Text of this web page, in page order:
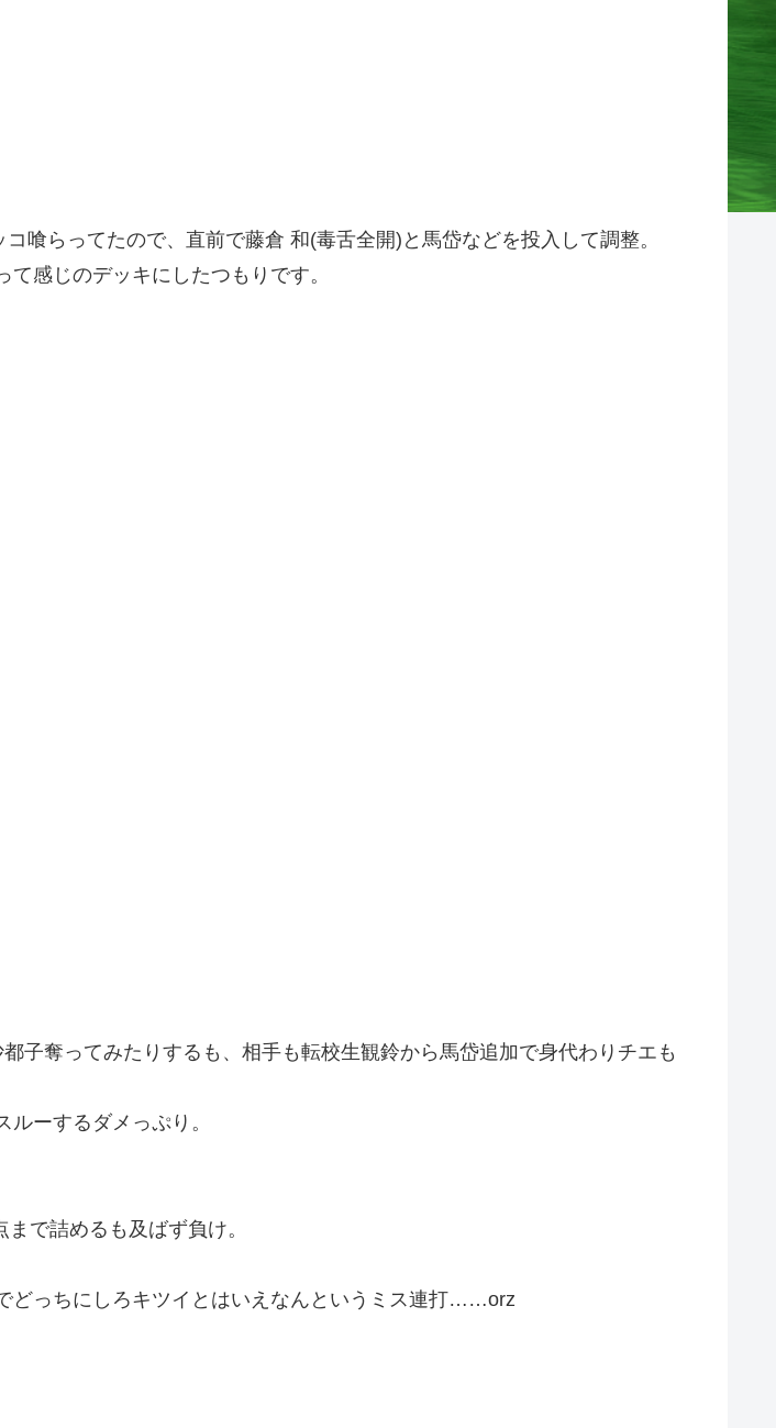
喰らってたので、直前で藤倉 和(毒舌全開)と馬岱などを投入して調整。
感じのデッキにしたつもりです。
子奪ってみたりするも、相手も転校生観鈴から馬岱追加で身代わりチエも
ーするダメっぷり。
で詰めるも及ばず負け。
どっちにしろキツイとはいえなんというミス連打……orz